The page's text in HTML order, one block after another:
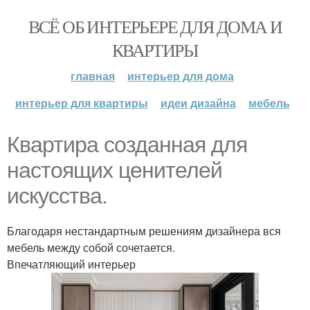
ВСЁ ОБ ИНТЕРЬЕРЕ ДЛЯ ДОМА И
КВАРТИРЫ
главная
интерьер для дома
интерьер для квартиры
идеи дизайна мебель
Квартира созданная для
настоящих ценителей
искусства.
Благодаря нестандартным решениям дизайнера вся
мебель между собой сочетается.
Впечатляющий интерьер